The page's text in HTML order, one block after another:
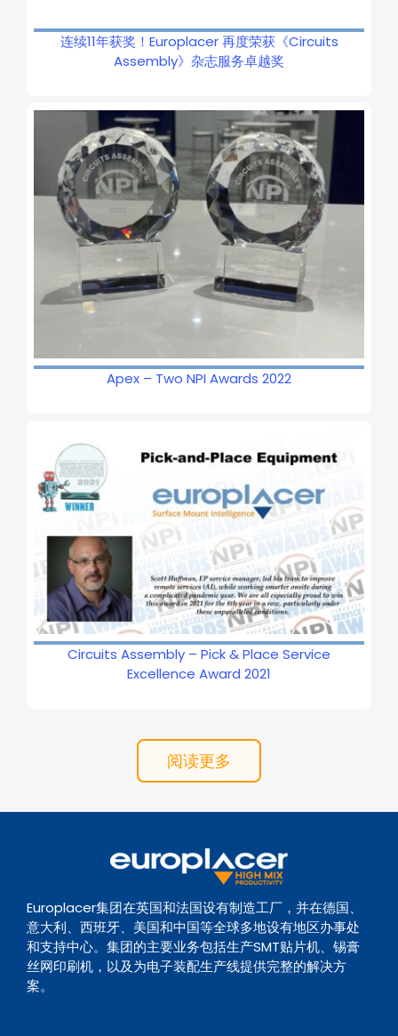
连续11年获奖！Europlacer 再度荣获《Circuits
Assembly》杂志服务卓越奖
Apex – Two NPI Awards 2022
Circuits Assembly – Pick & Place Service
Excellence Award 2021
阅读更多
Europlacer集团在英国和法国设有制造工厂，并在德国、
意大利、西班牙、美国和中国等全球多地设有地区办事处
和支持中心。集团的主要业务包括生产SMT贴片机、锡膏
丝网印刷机，以及为电子装配生产线提供完整的解决方
案。